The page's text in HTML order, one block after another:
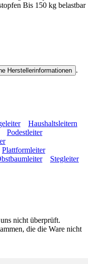
Bis 150 kg belastbar
Herstellerinformationen .
Haushaltsleitern
Podestleiter
Plattformleiter
Stegleiter
nicht überprüft.
die die Ware nicht